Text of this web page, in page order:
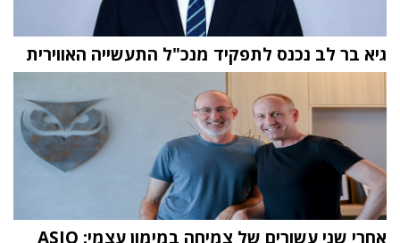
גיא בר לב נכנס לתפקיד מנכ"ל התעשייה האווירית
אחרי שני עשורים של צמיחה במימון עצמי: ASIO